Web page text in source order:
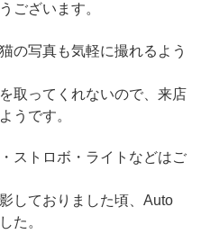
ございます。
の写真も気軽に撮れるよう
取ってくれないので、来店
うです。
ストロボ・ライトなどはご
しておりました頃、Auto
た。